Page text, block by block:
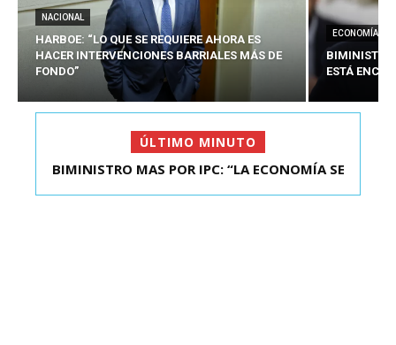
NACIONAL
HARBOE: “LO QUE SE REQUIERE AHORA ES
HACER INTERVENCIONES BARRIALES MÁS DE
FONDO”
ECONOMÍA
BIMINISTRO
ESTÁ
ÚLTIMO MINUTO
KAST SE REUNIÓ CON EL PRESIDENTE ELECTO DE
BIMINISTRO MAS POR IPC: “LA ECONOMÍA SE